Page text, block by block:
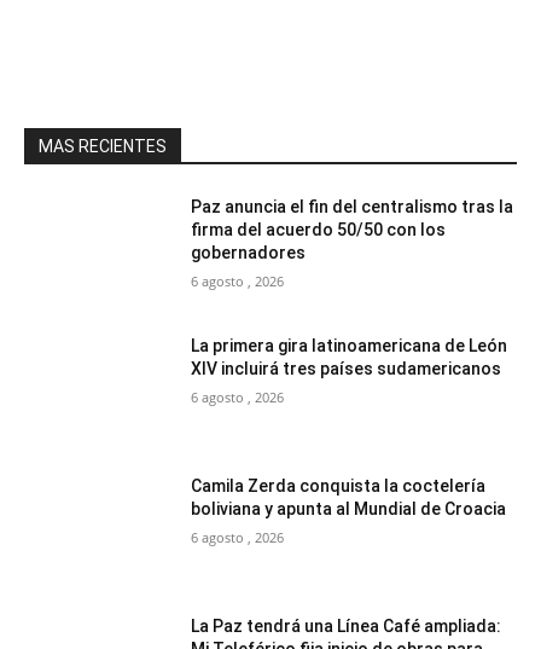
MAS RECIENTES
Paz anuncia el fin del centralismo tras la
firma del acuerdo 50/50 con los
gobernadores
6 agosto , 2026
La primera gira latinoamericana de León
XIV incluirá tres países sudamericanos
6 agosto , 2026
Camila Zerda conquista la coctelería
boliviana y apunta al Mundial de Croacia
6 agosto , 2026
La Paz tendrá una Línea Café ampliada: